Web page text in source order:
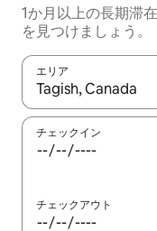
1か月以上の長期滞
を見つけましょう。
エリア
検索結果が表示され
チェックイン
チェックアウト